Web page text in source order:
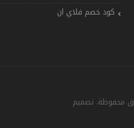
كود خصم فلاي ان